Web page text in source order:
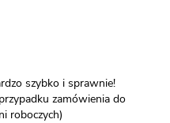
szybko i sprawnie!
zamówienia do
roboczych)